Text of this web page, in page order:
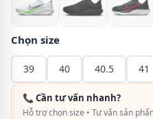
Chọn size
39 40 40.5 41
📞 Cần tư vấn nhanh?
Hỗ trợ chọn size • Tư vấn sản